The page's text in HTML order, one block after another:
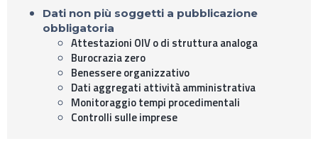
Dati non più soggetti a pubblicazione
obbligatoria
Attestazioni OIV o di struttura analoga
Burocrazia zero
Benessere organizzativo
Dati aggregati attività amministrativa
Monitoraggio tempi procedimentali
Controlli sulle imprese